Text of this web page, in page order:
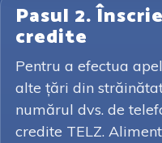
Pasul 2.
credite
Pentru a efectua
alte țări din
numărul dvs. de
credite TELZ.